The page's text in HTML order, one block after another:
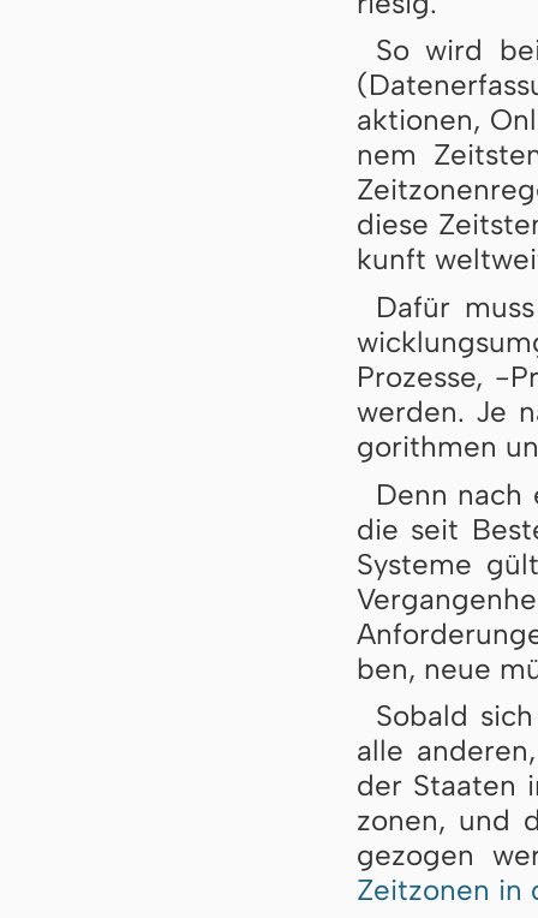
So wird
ak­ti­o­nen,
nem
die­se
kunft
Dafür
Pro­zes­se, -
wer­den. Je
go­rith­men
Denn
die seit
Sys­te­me
ben, neue
Sobald
alle
der Staa­ten
zo­nen, und
ge­zo­gen
Zeit­zo­nen in